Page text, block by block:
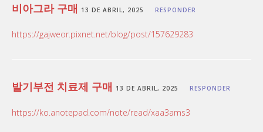
비아그라 구매 13 DE ABRIL, 2025 RESPONDER
https://gajweor.pixnet.net/blog/post/157629283
발기부전 치료제 구매 13 DE ABRIL, 2025 RESPONDER
https://ko.anotepad.com/note/read/xaa3ams3